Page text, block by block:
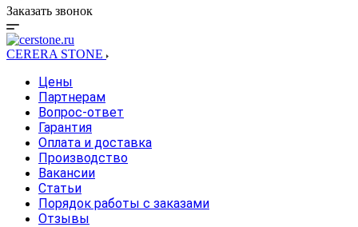
Заказать звонок
CERERA STONE
Цены
Партнерам
Вопрос-ответ
Гарантия
Оплата и доставка
Производство
Вакансии
Статьи
Порядок работы с заказами
Отзывы